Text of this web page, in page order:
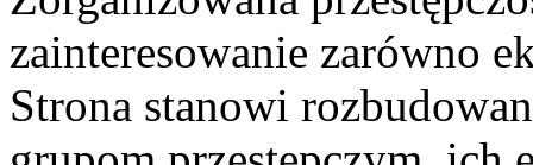
zainteresowanie zarówno
Strona stanowi